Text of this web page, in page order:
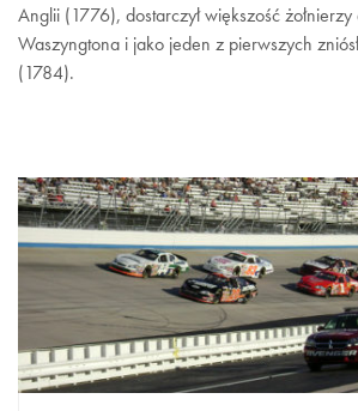
Anglii (1776), dostarczył większość
Waszyngtona i jako jeden z pierwszych
(1784).